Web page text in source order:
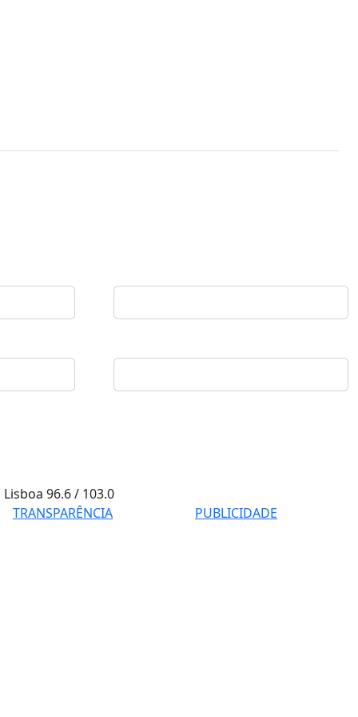
Lisboa96.6 / 103.0
TRANSPARÊNCIA
PUBLICIDADE